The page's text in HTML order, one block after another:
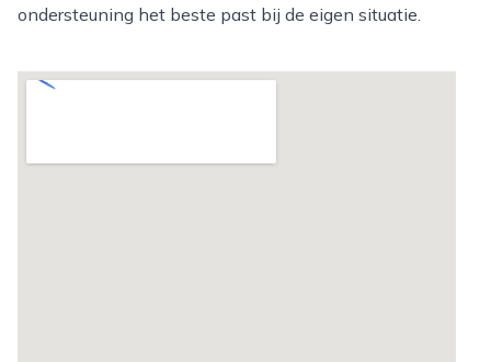
ondersteuning het beste past bij de eigen situatie.